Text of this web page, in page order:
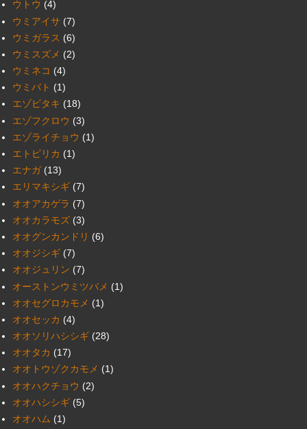
ウトウ (4)
ウミアイサ (7)
ウミガラス (6)
ウミスズメ (2)
ウミネコ (4)
ウミバト (1)
エゾビタキ (18)
エゾフクロウ (3)
エゾライチョウ (1)
エトピリカ (1)
エナガ (13)
エリマキシギ (7)
オオアカゲラ (7)
オオカラモズ (3)
オオグンカンドリ (6)
オオジシギ (7)
オオジュリン (7)
オーストンウミツバメ (1)
オオセグロカモメ (1)
オオセッカ (4)
オオソリハシシギ (28)
オオタカ (17)
オオトウゾクカモメ (1)
オオハクチョウ (2)
オオハシシギ (5)
オオハム (1)